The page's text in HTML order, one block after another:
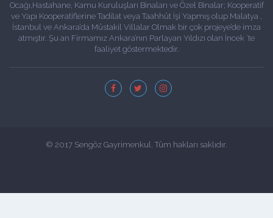
Ocağı,Hastahane, Kamu Kuruluşları Binaları ve Özel Binalar; Kooperatif
ve Yapı Kooperatiflerine Tadilat veya Taahhüt İşi Yapmış olup Malatya ,
İstanbul ve Ankara’da Müstakil Villalar Olmak bir çok projeye’de imza
atmıştır. Şu an Firmamız Ankara’nın Parlayan Yıldızı olan İncek ‘te
faaliyet göstermektedir.
© 2017 Sengöz Gayrimenkul. Tüm hakları saklıdır.